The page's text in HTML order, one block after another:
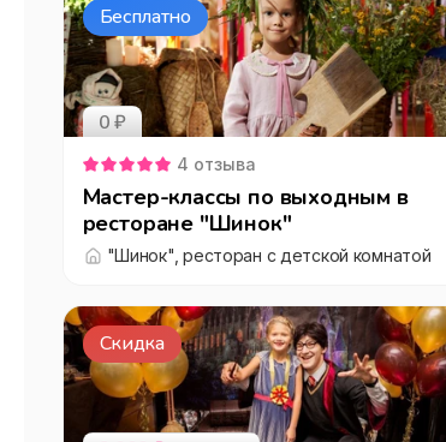
Бесплатно
0 ₽
4 отзыва
Мастер-классы по выходным в
ресторане "Шинок"
"Шинок", ресторан с детской комнатой
Скидка